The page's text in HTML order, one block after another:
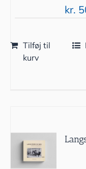
kr.
Tilføj til
kurv